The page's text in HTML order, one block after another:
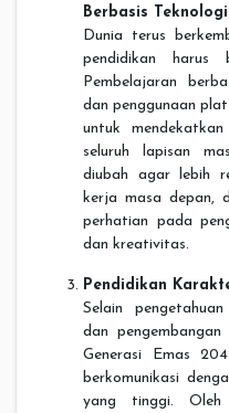
Berbasis Teknologi
Dunia terus
pendidikan harus
Pembelajaran
dan penggunaan
untuk
seluruh lapisan
diubah agar lebih
kerja masa depan,
perhatian pada
dan kreativitas.
Pendidikan
Selain
dan
Generasi Emas
berkomunikasi
yang tinggi. Oleh